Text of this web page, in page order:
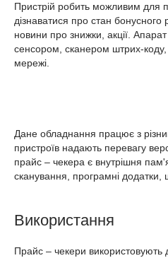
Пристрій робить можливим для
дізнаватися про стан бонусного
новини про знижки, акції.
сенсором, сканером штрих-коду,
мережі.
Дане обладнання працює з
пристроїв надають перевагу
прайс – чекера є внутрішня
сканування, програмні
Використання
Прайс – чекери використовують